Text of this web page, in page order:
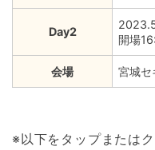
Day2
開場
会場 宮城セ
※以下をタップまたは